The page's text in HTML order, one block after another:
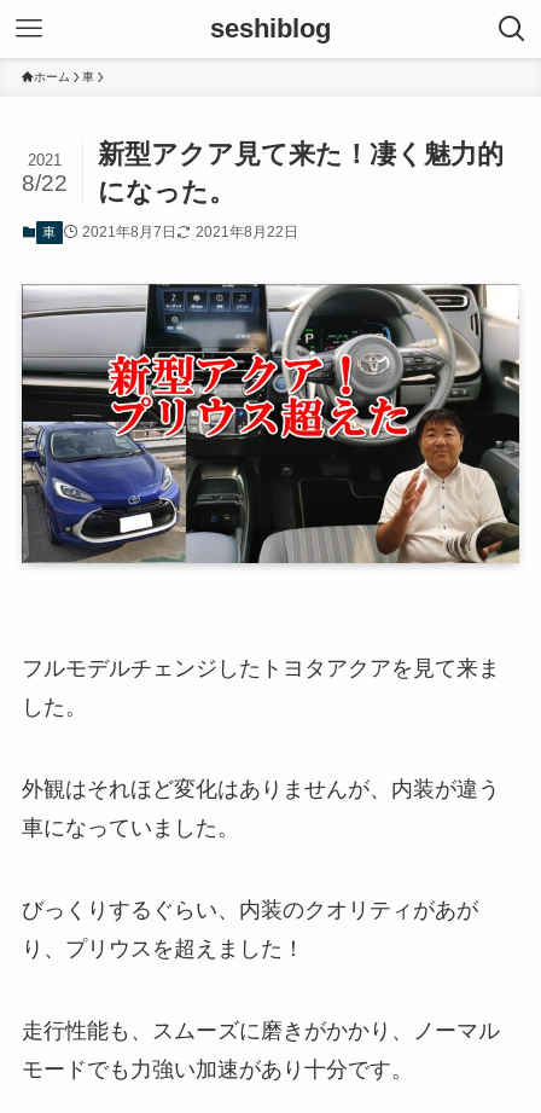
seshiblog
ホーム 車
新型アクア見て来た！凄く魅力的
になった。
2021
8/22
車 2021年8月7日 2021年8月22日
フルモデルチェンジしたトヨタアクアを見て来ま
した。
外観はそれほど変化はありませんが、内装が違う
車になっていました。
びっくりするぐらい、内装のクオリティがあが
り、プリウスを超えました！
走行性能も、スムーズに磨きがかかり、ノーマル
モードでも力強い加速があり十分です。